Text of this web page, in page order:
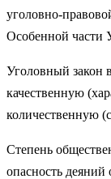
уголовно-
Особенной части
Уголовный закон
качествен­ную
количественную
Степень
опас­ность деяний